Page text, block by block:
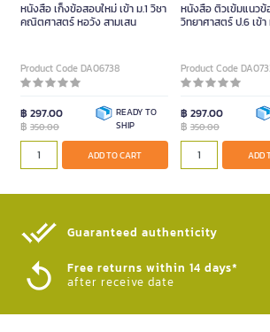
หนังสือ เก็งข้อสอบใหม่ เข้า ม.1 วิชา
คณิตศาสตร์ หอวัง สามเสน
Product Code DA06738
฿ 297.00
฿ 350.00
READY TO
SHIP
ADD TO CART
หนังสือ ติวเข้มแนว
วิทยาศาสตร์ ป.6 เข้า
Product Code
฿ 297.00
฿ 350.00
ADD
Guaranteed authenticity​
Free returns within 14 days*
after receive date